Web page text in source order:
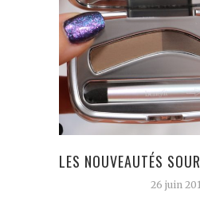
LES NOUVEAUTÉS
26 juin